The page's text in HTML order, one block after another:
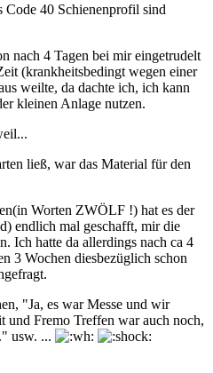
Code 40 Schienenprofil sind
nach 4 Tagen bei mir eingetrudelt
(krankheitsbedingt wegen einer
weilte, da dachte ich, ich kann
kleinen Anlage nutzen.
ließ, war das Material für den
Worten ZWÖLF !) hat es der
endlich mal geschafft, mir die
Ich hatte da allerdings nach ca 4
3 Wochen diesbezüglich schon
"Ja, es war Messe und wir
und Fremo Treffen war auch noch,
usw. ...